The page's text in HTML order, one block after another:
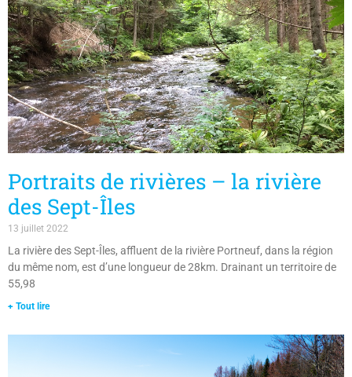
Portraits de rivières – la rivière
des Sept-Îles
La rivière des Sept-Îles, affluent de la rivière Portneuf, dans la région
du même nom, est d’une longueur de 28km. Drainant un territoire de